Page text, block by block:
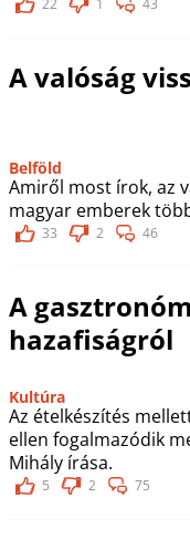
22 1 43
A valóság
Belföld
Amiről most írok, az
magyar emberek
33 2 46
A
hazafiságról
Kultúra
Az ételkészítés
ellen fogalmazódik
Mihály írása.
5 2 75